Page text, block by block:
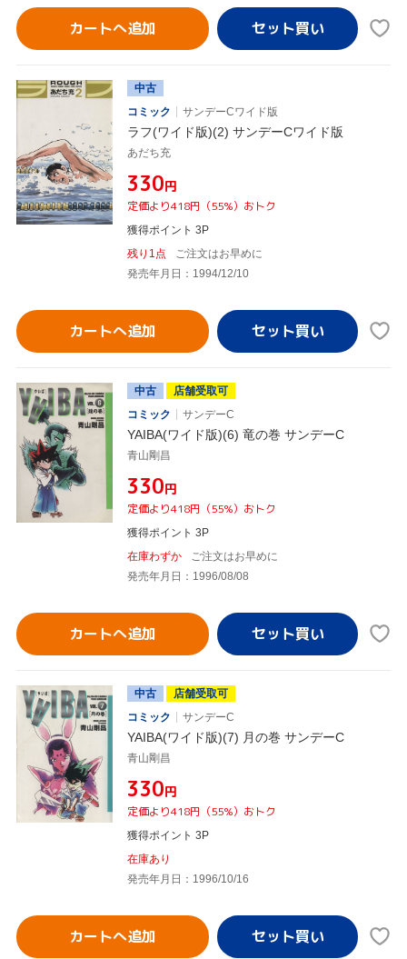
カートへ追加
中古
コミック
サンデーCワイド版
ラフ(ワイド版)(2) サンデーCワイド版
あだち充
¥330円
定価より418円（55%）おトク
獲得ポイント 3P
残り1点
ご注文はお早めに
発売年月日：1994/12/10
カートへ追加
中古
店舗受取可
コミック
サンデーC
YAIBA(ワイド版)(6) 竜の巻 サンデーC
青山剛昌
¥330円
定価より418円（55%）おトク
獲得ポイント 3P
在庫わずか
ご注文はお早めに
発売年月日：1996/08/08
カートへ追加
中古
店舗受取可
コミック
サンデーC
YAIBA(ワイド版)(7) 月の巻 サンデーC
青山剛昌
¥330円
定価より418円（55%）おトク
獲得ポイント 3P
在庫あり
発売年月日：1996/10/16
カートへ追加